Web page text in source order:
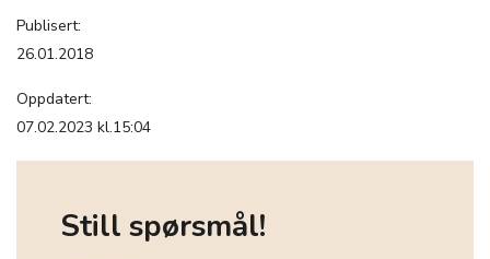
Publisert:
26.01.2018
Oppdatert:
07.02.2023 kl.15:04
Still spørsmål!